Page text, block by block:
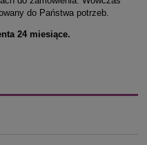
do Państwa potrzeb.
24 miesiące.
płatności